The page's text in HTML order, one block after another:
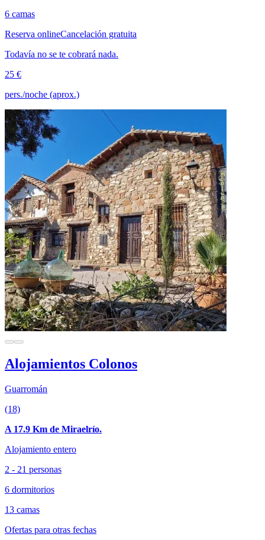
6 camas
Reserva onlineCancelación gratuita
Todavía no se te cobrará nada.
25 €
pers./noche (aprox.)
Alojamientos Colonos
Guarromán
(18)
A 17.9 Km de Miraelrío.
Alojamiento entero
2 - 21 personas
6 dormitorios
13 camas
Ofertas para otras fechas